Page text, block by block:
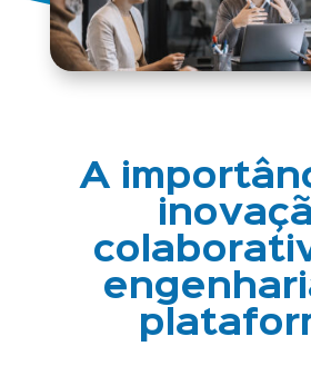
A